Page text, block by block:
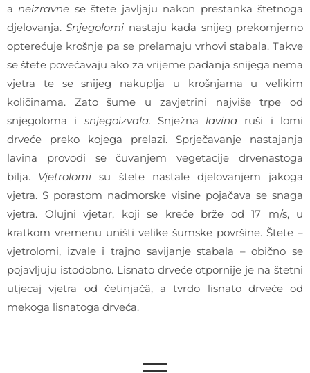
aneizravne se štete javljaju nakon prestanka štetnoga
djelovanja.Snjegolomi nastaju kada snijeg prekomjerno
opterećuje krošnje pa se prelamaju vrhovi stabala. Takve
se štete povećavaju ako za vrijeme padanja snijega nema
vjetra te se snijeg nakuplja u krošnjama u velikim
količinama. Zato šume u zavjetrini najviše trpe od
snjegoloma i snjegoizvala. Snježnalavina ruši i lomi
drveće preko kojega prelazi. Sprječavanje nastajanja
lavina provodi se čuvanjem vegetacije drvenastoga
bilja. Vjetrolomi su štete nastale djelovanjem jakoga
vjetra. S porastom nadmorske visine pojačava se snaga
vjetra. Olujni vjetar, koji se kreće brže od 17 m/s, u
kratkom vremenu uništi velike šumske površine. Štete –
vjetrolomi, izvale i trajno savijanje stabala – obično se
pojavljuju istodobno. Lisnato drveće otpornije je na štetni
utjecaj vjetra od četinjačâ, a tvrdo lisnato drveće od
mekoga lisnatoga drveća.